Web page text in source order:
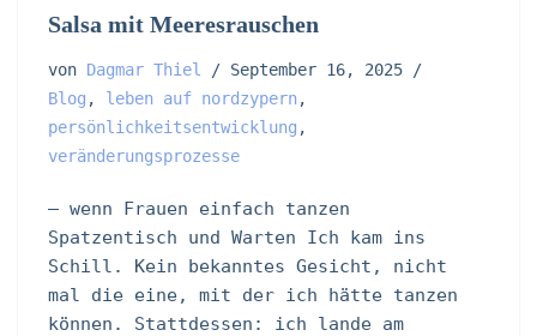
Salsa mit Meeresrauschen
von Dagmar Thiel
September 16, 2025
Blog , leben auf nordzypern,
persönlichkeitsentwicklung ,
veränderungsprozesse
– wenn Frauen einfach tanzen
Spatzentisch und Warten Ich kam ins
Schill. Kein bekanntes Gesicht, nicht
mal die eine, mit der ich hätte tanzen
können. Stattdessen: ich lande am